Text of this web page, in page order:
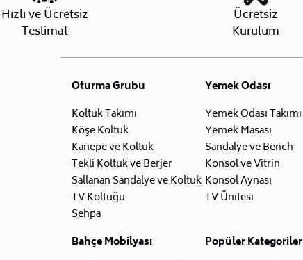
Hızlı ve Ücretsiz
Teslimat
Ücretsiz
Kurulum
Oturma Grubu
Koltuk Takımı
Köşe Koltuk
Kanepe ve Koltuk
Tekli Koltuk ve Berjer
Sallanan Sandalye ve Koltuk
TV Koltuğu
Sehpa
Yemek Odası
Yemek Odası Takımı
Yemek Masası
Sandalye ve Bench
Konsol ve Vitrin
Konsol Aynası
TV Ünitesi
Bahçe Mobilyası
Popüler Kategoriler